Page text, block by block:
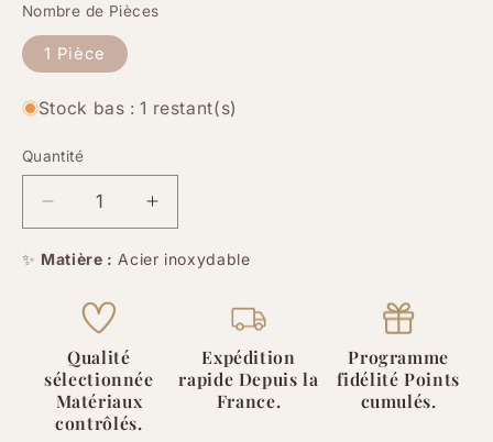
Nombre de Pièces
1 Pièce
Stock bas : 1 restant(s)
Quantité
Quantité
Réduire
la
quantité
Fermoir
magnétique
pour
bracelet
cuir
10
Augmenter
la
quantité
magnétique
bracelet
✨ Matière : Acier inoxydable
Qualité
sélectionnée
Matériaux
contrôlés.
Expédition
rapide Depuis la
France.
Programme
fidélité Points
cumulés.